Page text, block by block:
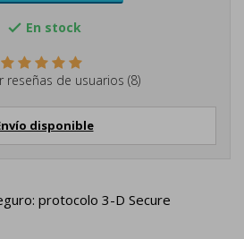
 En stock
reseñas de usuarios (8)
disponible
protocolo 3-D Secure